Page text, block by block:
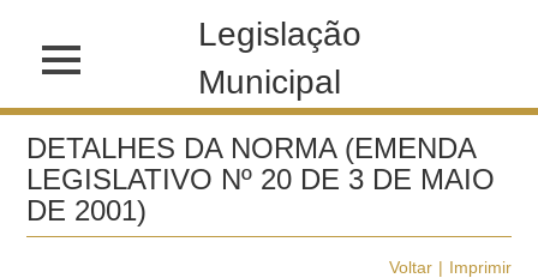
Legislação
Municipal
DETALHES DA NORMA (EMENDA
LEGISLATIVO Nº 20 DE 3 DE MAIO
DE 2001)
Voltar Imprimir